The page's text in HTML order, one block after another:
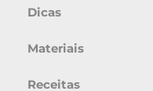
Dicas
Materiais
Receitas